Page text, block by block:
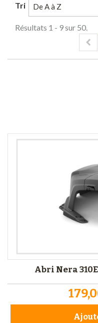
Tri De A à Z
Résultats 1 - 9 sur 50.
Abri Nera 310E